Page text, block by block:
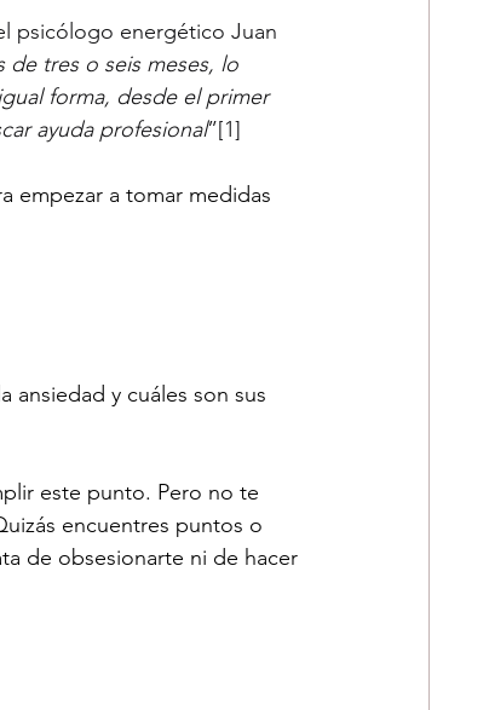
psicólogo energético Juan
de tres o seis meses, lo
forma, desde el primer
ayuda profesional”[1]
empezar a tomar medidas
ansiedad y cuáles son sus
este punto. Pero no te
encuentres puntos o
de obsesionarte ni de hacer